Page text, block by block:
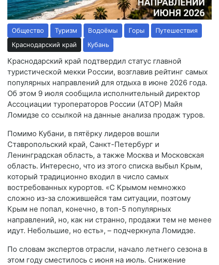
Общество Туризм Водоёмы Горы
Путешествия
Краснодарский край
Кубань
Краснодарский край подтвердил статус главной
туристической мекки России, возглавив рейтинг самых
популярных направлений для отдыха в июне 2026 года.
Об этом 9 июля сообщила исполнительный директор
Ассоциации туроператоров России (АТОР) Майя
Ломидзе со ссылкой на данные анализа продаж туров.
Помимо Кубани, в пятёрку лидеров вошли
Ставропольский край, Санкт-Петербург и
Ленинградская область, а также Москва и Московская
область. Интересно, что из этого списка выбыл Крым,
который традиционно входил в число самых
востребованных курортов. «С Крымом немножко
сложно из-за сложившейся там ситуации, поэтому
Крым не попал, конечно, в топ-5 популярных
направлений, но, как ни странно, продажи тем не менее
идут. Небольшие, но есть», – подчеркнула Ломидзе.
По словам экспертов отрасли, начало летнего сезона в
этом году сместилось с июня на июль. Снижение